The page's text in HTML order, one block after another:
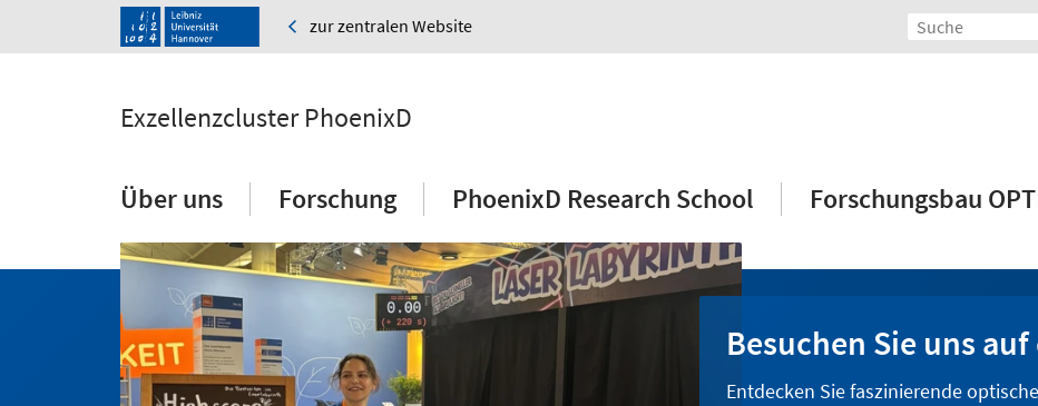
zur zentralen Website
Exzellenzcluster PhoenixD
Über uns Forschung PhoenixD Research School Forschungsbau
Besuchen Sie uns
Entdecken Sie faszinierende